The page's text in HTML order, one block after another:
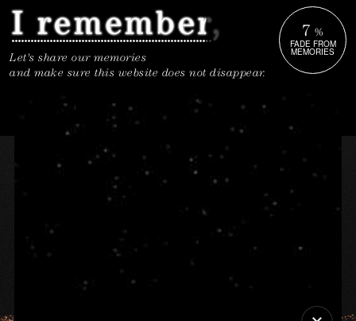
Let's share our memories
and make sure this website does not disappear.
7 %
FADE FROM
MEMORIES